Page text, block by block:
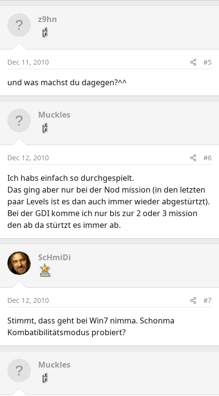
z9hn
Dec 11, 2010 #5
und was machst du dagegen?^^
Muckles
Dec 12, 2010 #6
Ich habs einfach so durchgespielt.
Das ging aber nur bei der Nod mission (in den letzten
paar Levels ist es dan auch immer wieder abgestürtzt).
Bei der GDI komme ich nur bis zur 2 oder 3 mission
den ab da stürtzt es immer ab.
ScHmiDi
Dec 12, 2010 #7
Stimmt, dass geht bei Win7 nimma. Schonma
Kombatibilitätsmodus probiert?
Muckles